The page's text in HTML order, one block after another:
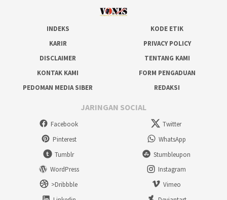
INDEKS
KODE ETIK
KARIR
PRIVACY POLICY
DISCLAIMER
TENTANG KAMI
KONTAK KAMI
FORM PENGADUAN
PEDOMAN MEDIA SIBER
REDAKSI
JARINGAN SOCIAL
Facebook
Twitter
Pinterest
WhatsApp
Tumblr
Stumbleupon
WordPress
Instagram
>Dribbble
Vimeo